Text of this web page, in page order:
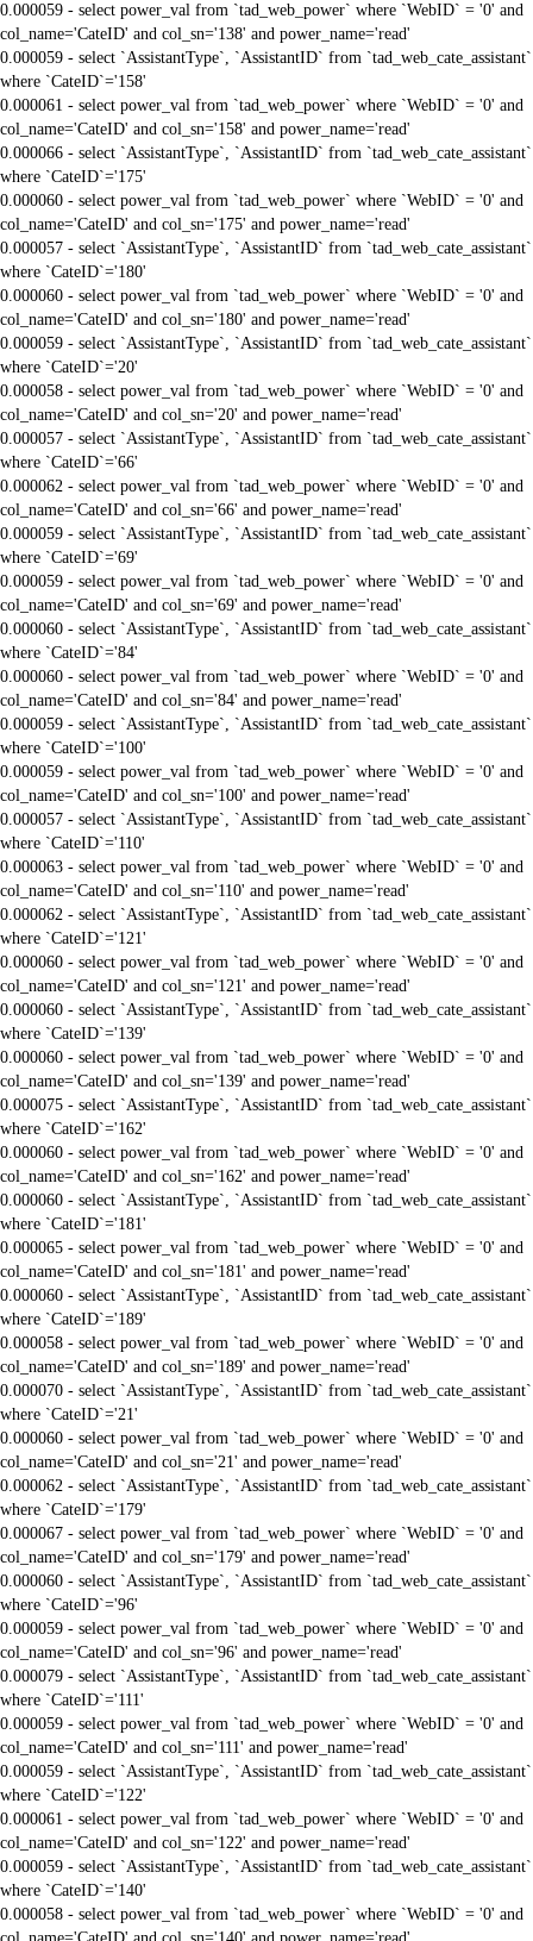
0.000059 - select power_val from `tad_web_power` where `WebID` = '0' and
col_name='CateID' and col_sn='138' and power_name='read'
0.000059 - select `AssistantType`, `AssistantID` from `tad_web_cate_assistant`
where `CateID`='158'
0.000061 - select power_val from `tad_web_power` where `WebID` = '0' and
col_name='CateID' and col_sn='158' and power_name='read'
0.000066 - select `AssistantType`, `AssistantID` from `tad_web_cate_assistant`
where `CateID`='175'
0.000060 - select power_val from `tad_web_power` where `WebID` = '0' and
col_name='CateID' and col_sn='175' and power_name='read'
0.000057 - select `AssistantType`, `AssistantID` from `tad_web_cate_assistant`
where `CateID`='180'
0.000060 - select power_val from `tad_web_power` where `WebID` = '0' and
col_name='CateID' and col_sn='180' and power_name='read'
0.000059 - select `AssistantType`, `AssistantID` from `tad_web_cate_assistant`
where `CateID`='20'
0.000058 - select power_val from `tad_web_power` where `WebID` = '0' and
col_name='CateID' and col_sn='20' and power_name='read'
0.000057 - select `AssistantType`, `AssistantID` from `tad_web_cate_assistant`
where `CateID`='66'
0.000062 - select power_val from `tad_web_power` where `WebID` = '0' and
col_name='CateID' and col_sn='66' and power_name='read'
0.000059 - select `AssistantType`, `AssistantID` from `tad_web_cate_assistant`
where `CateID`='69'
0.000059 - select power_val from `tad_web_power` where `WebID` = '0' and
col_name='CateID' and col_sn='69' and power_name='read'
0.000060 - select `AssistantType`, `AssistantID` from `tad_web_cate_assistant`
where `CateID`='84'
0.000060 - select power_val from `tad_web_power` where `WebID` = '0' and
col_name='CateID' and col_sn='84' and power_name='read'
0.000059 - select `AssistantType`, `AssistantID` from `tad_web_cate_assistant`
where `CateID`='100'
0.000059 - select power_val from `tad_web_power` where `WebID` = '0' and
col_name='CateID' and col_sn='100' and power_name='read'
0.000057 - select `AssistantType`, `AssistantID` from `tad_web_cate_assistant`
where `CateID`='110'
0.000063 - select power_val from `tad_web_power` where `WebID` = '0' and
col_name='CateID' and col_sn='110' and power_name='read'
0.000062 - select `AssistantType`, `AssistantID` from `tad_web_cate_assistant`
where `CateID`='121'
0.000060 - select power_val from `tad_web_power` where `WebID` = '0' and
col_name='CateID' and col_sn='121' and power_name='read'
0.000060 - select `AssistantType`, `AssistantID` from `tad_web_cate_assistant`
where `CateID`='139'
0.000060 - select power_val from `tad_web_power` where `WebID` = '0' and
col_name='CateID' and col_sn='139' and power_name='read'
0.000075 - select `AssistantType`, `AssistantID` from `tad_web_cate_assistant`
where `CateID`='162'
0.000060 - select power_val from `tad_web_power` where `WebID` = '0' and
col_name='CateID' and col_sn='162' and power_name='read'
0.000060 - select `AssistantType`, `AssistantID` from `tad_web_cate_assistant`
where `CateID`='181'
0.000065 - select power_val from `tad_web_power` where `WebID` = '0' and
col_name='CateID' and col_sn='181' and power_name='read'
0.000060 - select `AssistantType`, `AssistantID` from `tad_web_cate_assistant`
where `CateID`='189'
0.000058 - select power_val from `tad_web_power` where `WebID` = '0' and
col_name='CateID' and col_sn='189' and power_name='read'
0.000070 - select `AssistantType`, `AssistantID` from `tad_web_cate_assistant`
where `CateID`='21'
0.000060 - select power_val from `tad_web_power` where `WebID` = '0' and
col_name='CateID' and col_sn='21' and power_name='read'
0.000062 - select `AssistantType`, `AssistantID` from `tad_web_cate_assistant`
where `CateID`='179'
0.000067 - select power_val from `tad_web_power` where `WebID` = '0' and
col_name='CateID' and col_sn='179' and power_name='read'
0.000060 - select `AssistantType`, `AssistantID` from `tad_web_cate_assistant`
where `CateID`='96'
0.000059 - select power_val from `tad_web_power` where `WebID` = '0' and
col_name='CateID' and col_sn='96' and power_name='read'
0.000079 - select `AssistantType`, `AssistantID` from `tad_web_cate_assistant`
where `CateID`='111'
0.000059 - select power_val from `tad_web_power` where `WebID` = '0' and
col_name='CateID' and col_sn='111' and power_name='read'
0.000059 - select `AssistantType`, `AssistantID` from `tad_web_cate_assistant`
where `CateID`='122'
0.000061 - select power_val from `tad_web_power` where `WebID` = '0' and
col_name='CateID' and col_sn='122' and power_name='read'
0.000059 - select `AssistantType`, `AssistantID` from `tad_web_cate_assistant`
where `CateID`='140'
0.000058 - select power_val from `tad_web_power` where `WebID` = '0' and